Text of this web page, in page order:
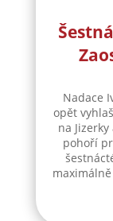
Nadace
opět
na
pohoří